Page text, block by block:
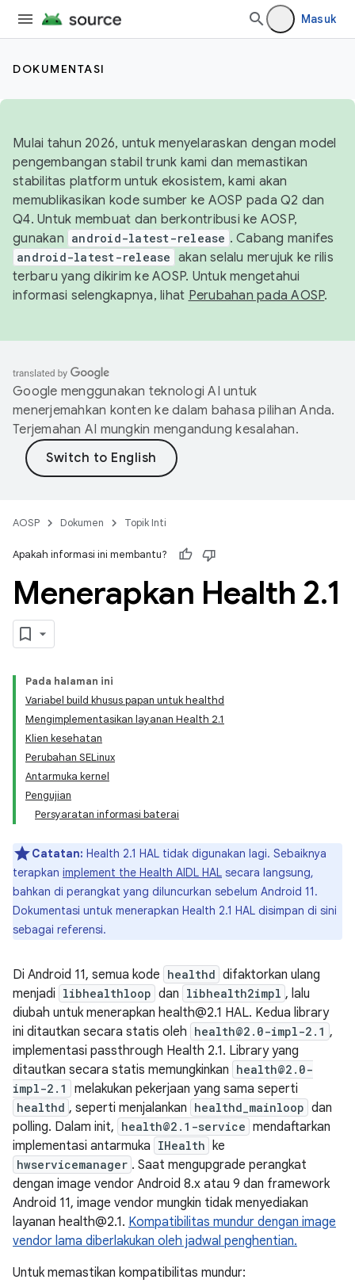
Masuk
DOKUMENTASI
Mulai tahun 2026, untuk menyelaraskan dengan model
pengembangan stabil trunk kami dan memastikan
stabilitas platform untuk ekosistem, kami akan
memublikasikan kode sumber ke AOSP pada Q2 dan
Q4. Untuk membuat dan berkontribusi ke AOSP,
gunakan android-latest-release . Cabang manifes
android-latest-release akan selalu merujuk ke rilis
terbaru yang dikirim ke AOSP. Untuk mengetahui
informasi selengkapnya, lihat Perubahan pada AOSP.
Google menggunakan teknologi AI untuk
menerjemahkan konten ke dalam bahasa pilihan Anda.
Terjemahan AI mungkin mengandung kesalahan.
AOSP Dokumen Topik Inti
Apakah informasi ini membantu?
Menerapkan Health 2.1
Pada halaman ini
Variabel build khusus papan untuk healthd
Mengimplementasikan layanan Health 2.1
Klien kesehatan
Perubahan SELinux
Antarmuka kernel
Pengujian
Persyaratan informasi baterai
Catatan: Health 2.1 HAL tidak digunakan lagi. Sebaiknya
terapkan implement the Health AIDL HAL secara langsung,
bahkan di perangkat yang diluncurkan sebelum Android 11.
Dokumentasi untuk menerapkan Health 2.1 HAL disimpan di sini
sebagai referensi.
Di Android 11, semua kode healthd difaktorkan ulang
menjadi libhealthloop dan libhealth2impl , lalu
diubah untuk menerapkan health@2.1 HAL. Kedua library
ini ditautkan secara statis oleh health@2.0-impl-2.1 ,
implementasi passthrough Health 2.1. Library yang
ditautkan secara statis memungkinkan health@2.0-
impl-2.1
melakukan pekerjaan yang sama seperti
healthd , seperti menjalankan healthd_mainloop dan
polling. Dalam init, health@2.1-service mendaftarkan
implementasi antarmuka IHealth ke
hwservicemanager . Saat mengupgrade perangkat
dengan image vendor Android 8.x atau 9 dan framework
Android 11, image vendor mungkin tidak menyediakan
layanan health@2.1. Kompatibilitas mundur dengan image
vendor lama diberlakukan oleh jadwal penghentian.
Untuk memastikan kompatibilitas mundur: